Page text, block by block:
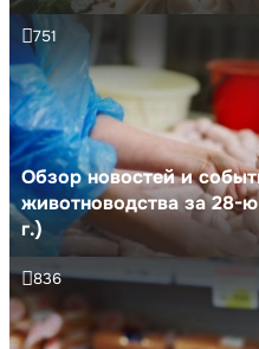
Обзор новостей и
животноводства за 28-
г.)
751
836